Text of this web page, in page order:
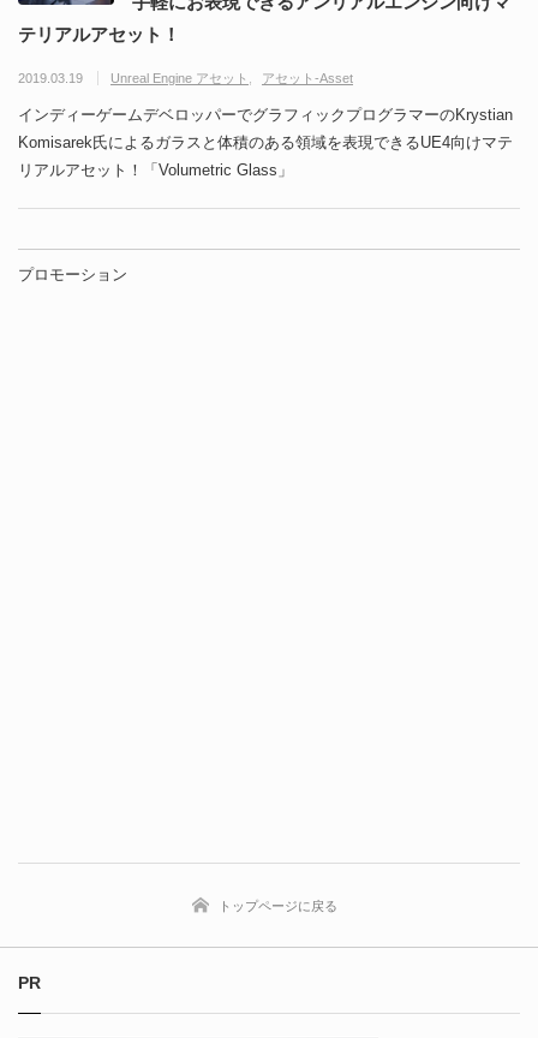
テリアルアセット！
2019.03.19 Unreal Engine アセット アセット-Asset
インディーゲームデベロッパーでグラフィックプログラマーのKrystian
Komisarek氏によるガラスと体積のある領域を表現できるUE4向けマテ
リアルアセット！「Volumetric Glass」
プロモーション
トップページに戻る
PR